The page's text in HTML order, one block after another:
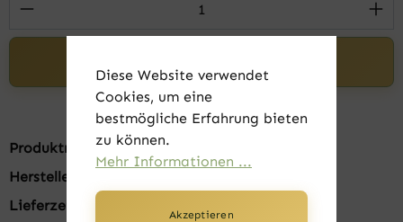
Produktnummer:FK22505-01-M
Hersteller:
Lieferzeit:
Diese Website verwendet
Cookies, um eine
bestmögliche Erfahrung bieten
zu können.
Mehr Informationen ...
Akzeptieren